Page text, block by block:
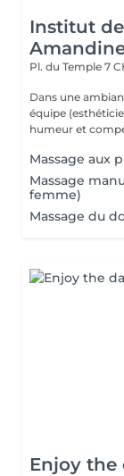
Institut
Pl. du Temple 7
Dans une
équipe
humeur et
Massage aux
Massage
femme)
Massage du
Enjoy the